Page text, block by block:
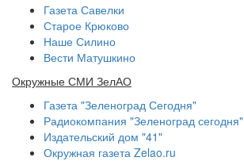
Газета Савелки
Старое Крюково
Наше Силино
Вести Матушкино
Окружные СМИ ЗелАО
Газета "Зеленоград Сегодня"
Радиокомпания "Зеленоград сегодня"
Издательский дом "41"
Окружная газета Zelao.ru